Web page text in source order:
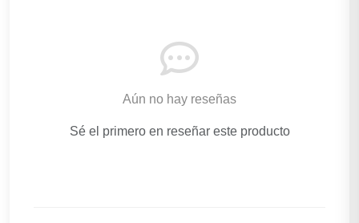
Aún no hay reseñas
Sé el primero en reseñar este producto